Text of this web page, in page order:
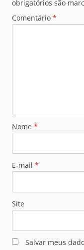
obrigatórios são
Comentário *
Nome *
E-mail *
Site
Salvar meus